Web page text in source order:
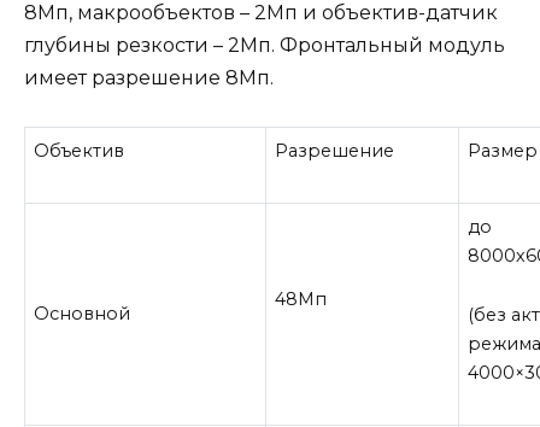
8Мп, макрообъектов – 2Мп и объектив-датчик
глубины резкости – 2Мп. Фронтальный модуль
имеет разрешение 8Мп.
Объектив Разрешение
Основной
48Мп
до
(без